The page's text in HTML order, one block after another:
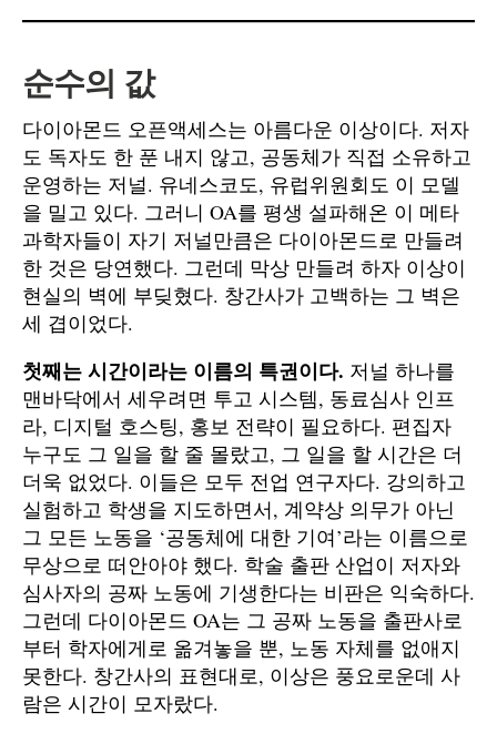
순수의 값
다이아몬드 오픈액세스는 아름다운 이상이다. 저자
도 독자도 한 푼 내지 않고, 공동체가 직접 소유하고
운영하는 저널. 유네스코도, 유럽위원회도 이 모델
을 밀고 있다. 그러니 OA를 평생 설파해온 이 메타
과학자들이 자기 저널만큼은 다이아몬드로 만들려
한 것은 당연했다. 그런데 막상 만들려 하자 이상이
현실의 벽에 부딪혔다. 창간사가 고백하는 그 벽은
세 겹이었다.
첫째는 시간이라는 이름의 특권이다. 저널 하나를
맨바닥에서 세우려면 투고 시스템, 동료심사 인프
라, 디지털 호스팅, 홍보 전략이 필요하다. 편집자
누구도 그 일을 할 줄 몰랐고, 그 일을 할 시간은 더
더욱 없었다. 이들은 모두 전업 연구자다. 강의하고
실험하고 학생을 지도하면서, 계약상 의무가 아닌
그 모든 노동을 ‘공동체에 대한 기여’라는 이름으로
무상으로 떠안아야 했다. 학술 출판 산업이 저자와
심사자의 공짜 노동에 기생한다는 비판은 익숙하다.
그런데 다이아몬드 OA는 그 공짜 노동을 출판사로
부터 학자에게로 옮겨놓을 뿐, 노동 자체를 없애지
못한다. 창간사의 표현대로, 이상은 풍요로운데 사
람은 시간이 모자랐다.